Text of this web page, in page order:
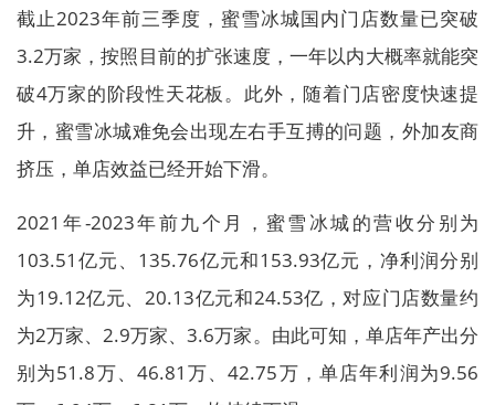
截止2023年前三季度，蜜雪冰城国内门店数量已突破
3.2万家，按照目前的扩张速度，一年以内大概率就能突
破4万家的阶段性天花板。此外，随着门店密度快速提
升，蜜雪冰城难免会出现左右手互搏的问题，外加友商
挤压，单店效益已经开始下滑。
2021年-2023年前九个月，蜜雪冰城的营收分别为
103.51亿元、135.76亿元和153.93亿元，净利润分别
为19.12亿元、20.13亿元和24.53亿，对应门店数量约
为2万家、2.9万家、3.6万家。由此可知，单店年产出分
别为51.8万、46.81万、42.75万，单店年利润为9.56